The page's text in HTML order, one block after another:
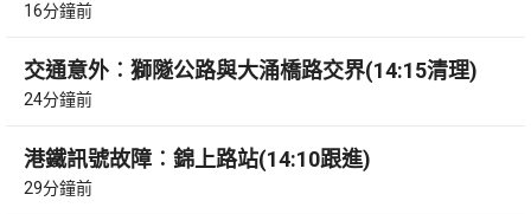
16分鐘前
交通意外︰獅隧公路與大涌橋路交界(14:15清理)
24分鐘前
港鐵訊號故障︰錦上路站(14:10跟進)
29分鐘前